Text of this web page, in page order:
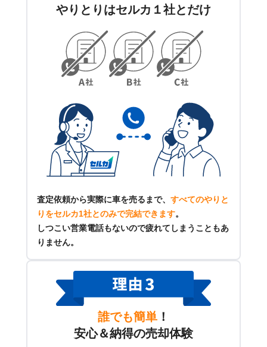
やりとりはセルカ１社とだけ
査定依頼から実際に車を売るまで、 すべてのやりと
りをセルカ1社とのみで完結できます。
しつこい営業電話もないので疲れてしまうこともあ
りません。
誰でも簡単 ！
安心＆納得の売却体験